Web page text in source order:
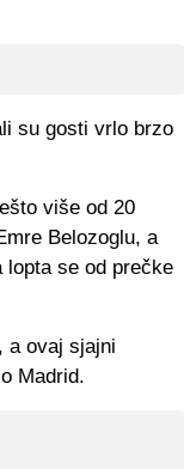
su gosti vrlo brzo
više od 20
Belozoglu, a
lopta se od prečke
a ovaj sjajni
Madrid.